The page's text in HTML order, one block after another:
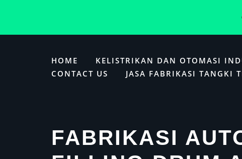
HOME KELISTRIKAN DAN OTOMASI
CONTACT US
JASA FABRIKASI TANGKI
FABRIKASI